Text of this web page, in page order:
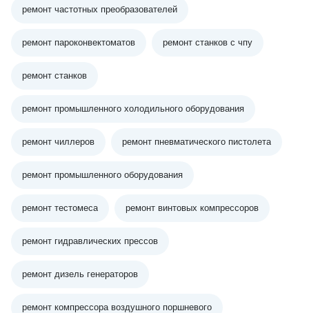
ремонт частотных преобразователей
ремонт пароконвектоматов ремонт станков с чпу
ремонт станков
ремонт промышленного холодильного оборудования
ремонт чиллеров ремонт пневматического пистолета
ремонт промышленного оборудования
ремонт тестомеса ремонт винтовых компрессоров
ремонт гидравлических прессов
ремонт дизель генераторов
ремонт компрессора воздушного поршневого